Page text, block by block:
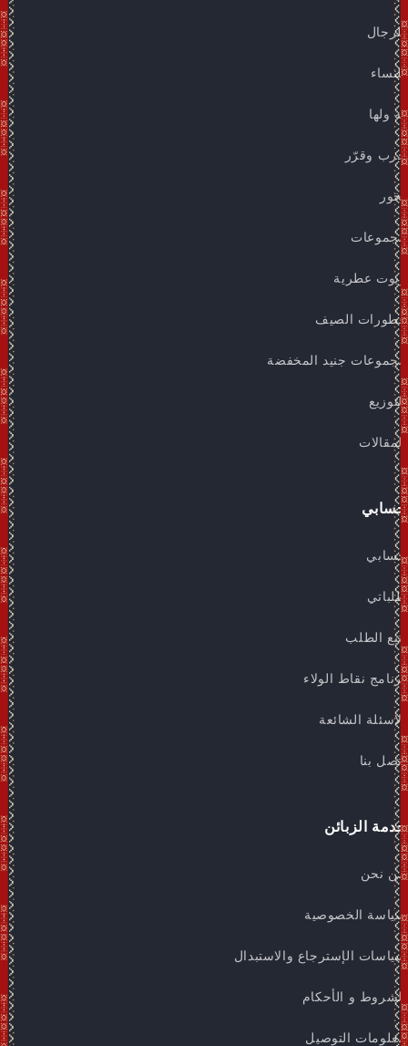
للرجال
للنساء
له ولها
جرب وقرّر
بخور
مجموعات
زيوت عطرية
عطورات الصيف
مجموعات جنيد المخفضة
التوزيع
المقالات
حسابي
حسابي
طلباتي
تتبع الطلب
برنامج نقاط الولاء
الاسئلة الشائعة
اتصل بنا
خدمة الزبائن
من نحن
سياسة الخصوصية
سياسات الإسترجاع والاستبدال
الشروط و الأحكام
معلومات التوصيل